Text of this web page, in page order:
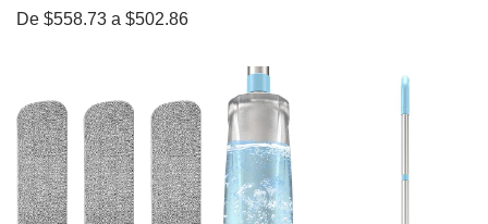
De $558.73 a $502.86